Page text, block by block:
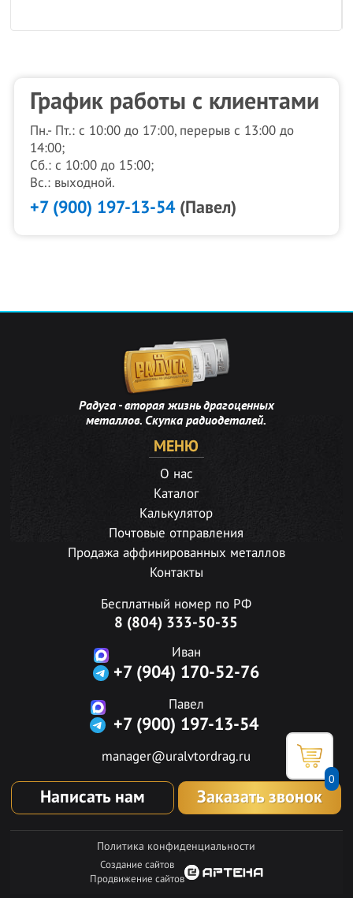
0
График работы с клиентами
Пн.- Пт.: с 10:00 до 17:00, перерыв с 13:00 до
14:00;
Сб.: с 10:00 до 15:00;
Вс.: выходной.
+7 (900) 197-13-54(Павел)
Радуга - вторая жизнь драгоценных
металлов. Скупка радиодеталей.
МЕНЮ
О нас
Каталог
Калькулятор
Почтовые отправления
Продажа аффинированных металлов
Контакты
Бесплатный номер по РФ
8 (804) 333-50-35
Иван
+7 (904) 170-52-76
Павел
+7 (900) 197-13-54
manager@uralvtordrag.ru
Написать нам Заказать звонок
Политика конфиденциальности
Создание сайтов
Продвижение сайтов